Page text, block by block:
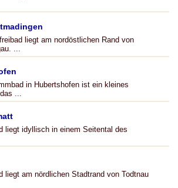
liegt am nordöstlichen Rand von
...
in Hubertshofen ist ein kleines
...
liegt idyllisch in einem Seitental des
liegt am nördlichen Stadtrand von Todtnau